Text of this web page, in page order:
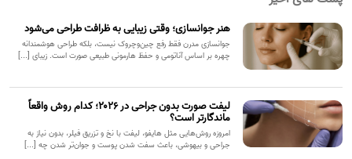
هنر جوانسازی؛ وقتی زیبایی به ظرافت طراحی می‌شود
جوانسازی مدرن فقط رفع چین‌وچروک نیست، بلکه طراحی هوشمندانه
چهره بر اساس آناتومی و حفظ هارمونی طبیعی صورت است. زیبای [...]
لیفت صورت بدون جراحی در ۲۰۲۶؛ کدام روش واقعاً
ماندگارتر است؟
امروزه روش‌هایی مثل هایفو، لیفت با نخ و تزریق فیلر، بدون نیاز به
جراحی و بیهوشی، باعث سفت شدن پوست و جوان‌تر شدن چه [...]